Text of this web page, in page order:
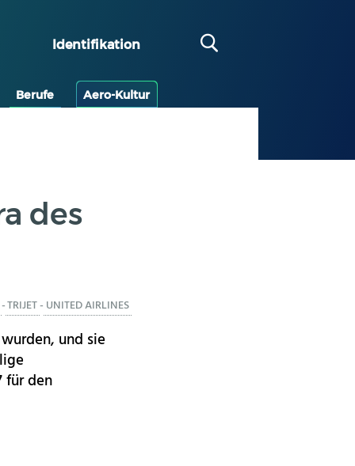
Identifikation
Berufe Aero-Kultur
des
-TRIJET- UNITED AIRLINES
und sie
für den